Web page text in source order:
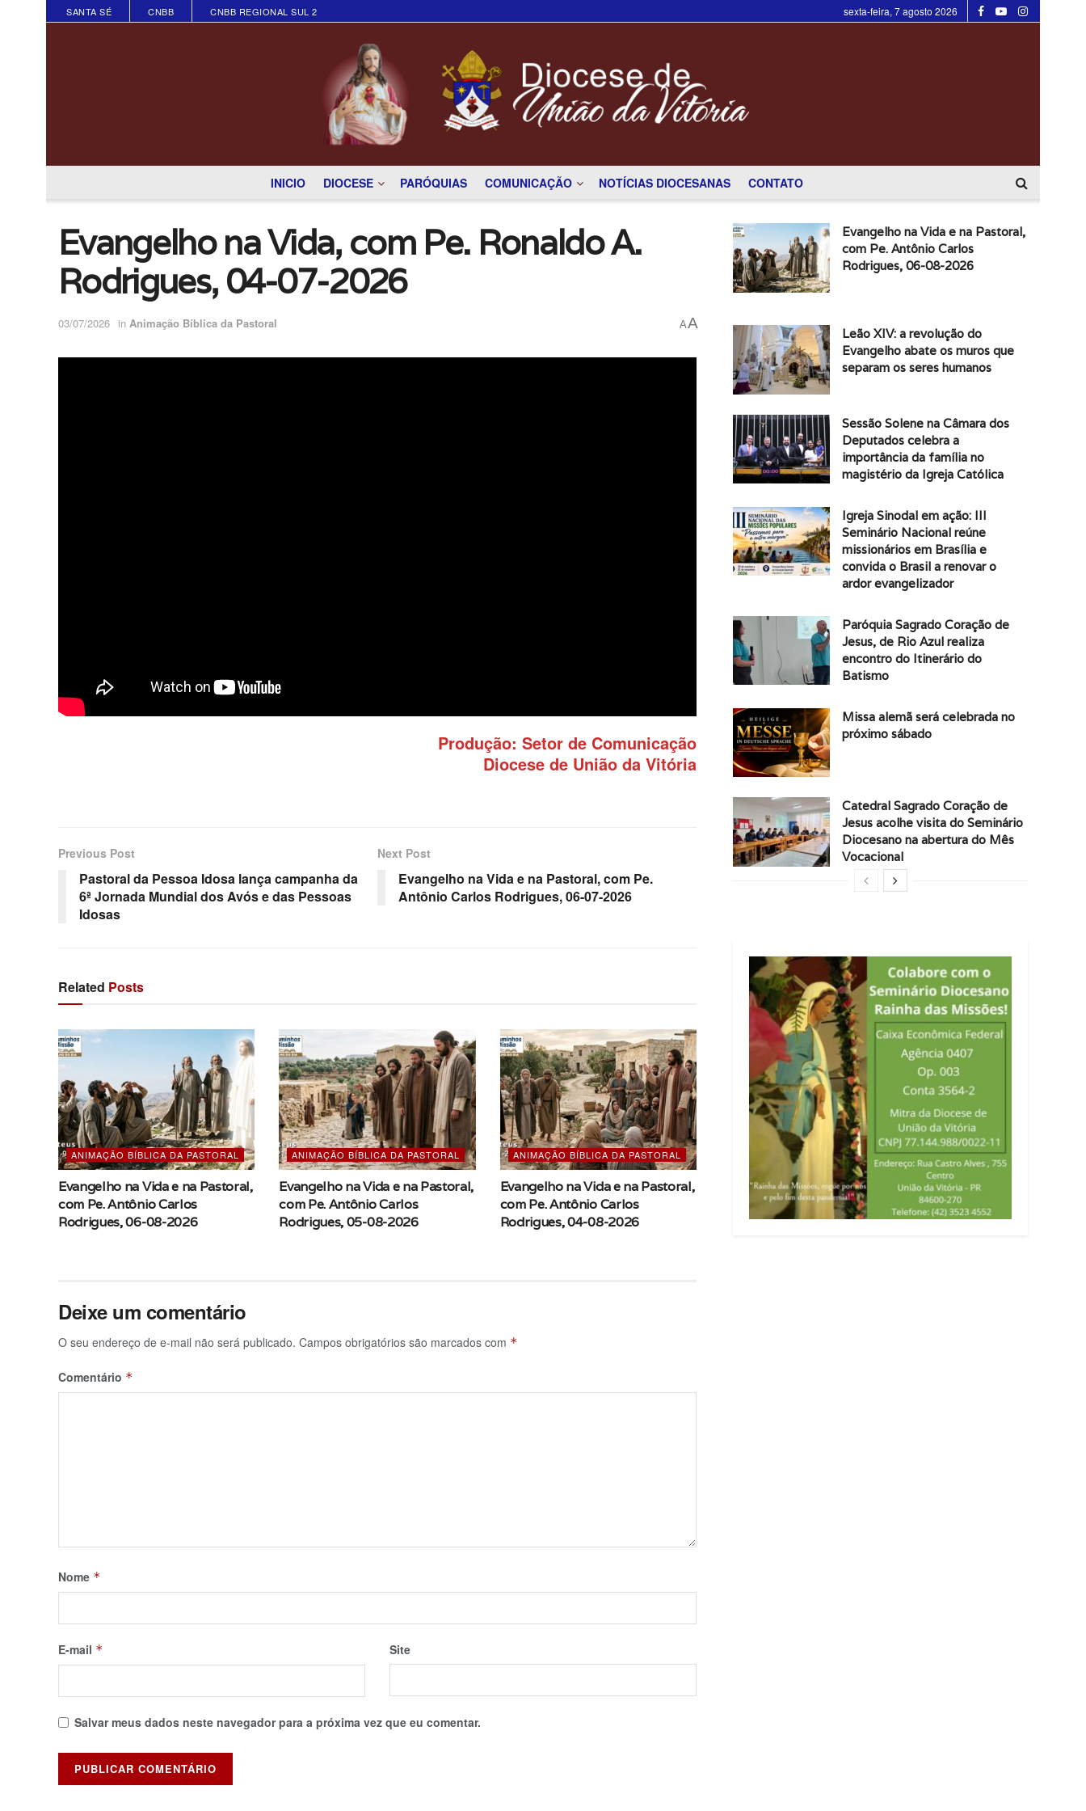
SANTA SÉ CNBB CNBB REGIONAL SUL 2 sexta-feira, 7 agosto 2026
INICIO DIOCESE PARÓQUIAS COMUNICAÇÃO NOTÍCIAS DIOCESANAS CONTATO
Evangelho na Vida, com Pe. Ronaldo A.
Rodrigues, 04-07-2026
03/07/2026 in Animação Bíblica da Pastoral AA
Produção: Setor de Comunicação
Diocese de União da Vitória
Previous Post
Pastoral da Pessoa Idosa lança campanha da
6ª Jornada Mundial dos Avós e das Pessoas
Idosas
Next Post
Evangelho na Vida e na Pastoral, com Pe.
Antônio Carlos Rodrigues, 06-07-2026
Related Posts
ANIMAÇÃO BÍBLICA DA PASTORAL
Evangelho na Vida e na Pastoral,
com Pe. Antônio Carlos
Rodrigues, 06-08-2026
ANIMAÇÃO BÍBLICA DA PASTORAL
Evangelho na Vida e na Pastoral,
com Pe. Antônio Carlos
Rodrigues, 05-08-2026
ANIMAÇÃO BÍBLICA DA PASTORAL
Evangelho na Vida e na Pastoral,
com Pe. Antônio Carlos
Rodrigues, 04-08-2026
Deixe um comentário
O seu endereço de e-mail não será publicado. Campos obrigatórios são marcados com *
Comentário *
Nome *
E-mail * Site
Salvar meus dados neste navegador para a próxima vez que eu comentar.
Evangelho na Vida e na Pastoral,
com Pe. Antônio Carlos
Rodrigues, 06-08-2026
Leão XIV: a revolução do
Evangelho abate os muros que
separam os seres humanos
Sessão Solene na Câmara dos
Deputados celebra a
importância da família no
magistério da Igreja Católica
Igreja Sinodal em ação: III
Seminário Nacional reúne
missionários em Brasília e
convida o Brasil a renovar o
ardor evangelizador
Paróquia Sagrado Coração de
Jesus, de Rio Azul realiza
encontro do Itinerário do
Batismo
Missa alemã será celebrada no
próximo sábado
Catedral Sagrado Coração de
Jesus acolhe visita do Seminário
Diocesano na abertura do Mês
Vocacional